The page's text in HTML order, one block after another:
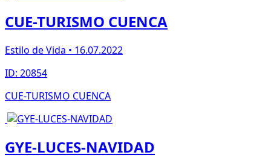
CUE-TURISMO CUENCA
Estilo de Vida • 16.07.2022
ID: 20854
CUE-TURISMO CUENCA
GYE-LUCES-NAVIDAD